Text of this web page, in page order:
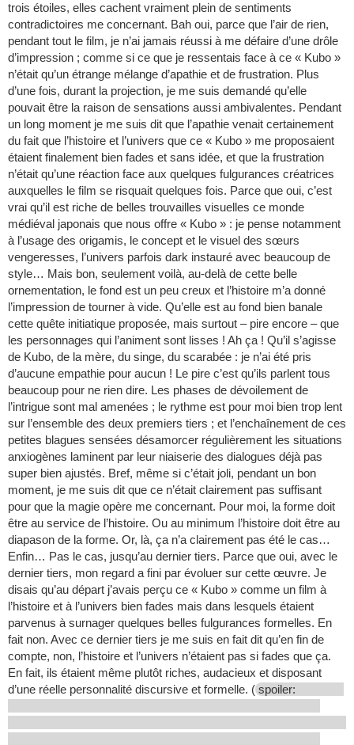
trois étoiles, elles cachent vraiment plein de sentiments
contradictoires me concernant. Bah oui, parce que l’air de rien,
pendant tout le film, je n’ai jamais réussi à me défaire d’une drôle
d’impression ; comme si ce que je ressentais face à ce « Kubo »
n’était qu’un étrange mélange d’apathie et de frustration. Plus
d’une fois, durant la projection, je me suis demandé qu’elle
pouvait être la raison de sensations aussi ambivalentes. Pendant
un long moment je me suis dit que l’apathie venait certainement
du fait que l’histoire et l’univers que ce « Kubo » me proposaient
étaient finalement bien fades et sans idée, et que la frustration
n’était qu’une réaction face aux quelques fulgurances créatrices
auxquelles le film se risquait quelques fois. Parce que oui, c’est
vrai qu’il est riche de belles trouvailles visuelles ce monde
médiéval japonais que nous offre « Kubo » : je pense notamment
à l’usage des origamis, le concept et le visuel des sœurs
vengeresses, l’univers parfois dark instauré avec beaucoup de
style… Mais bon, seulement voilà, au-delà de cette belle
ornementation, le fond est un peu creux et l’histoire m’a donné
l’impression de tourner à vide. Qu’elle est au fond bien banale
cette quête initiatique proposée, mais surtout – pire encore – que
les personnages qui l’animent sont lisses ! Ah ça ! Qu’il s’agisse
de Kubo, de la mère, du singe, du scarabée : je n’ai été pris
d’aucune empathie pour aucun ! Le pire c’est qu’ils parlent tous
beaucoup pour ne rien dire. Les phases de dévoilement de
l’intrigue sont mal amenées ; le rythme est pour moi bien trop lent
sur l’ensemble des deux premiers tiers ; et l’enchaînement de ces
petites blagues sensées désamorcer régulièrement les situations
anxiogènes laminent par leur niaiserie des dialogues déjà pas
super bien ajustés. Bref, même si c’était joli, pendant un bon
moment, je me suis dit que ce n’était clairement pas suffisant
pour que la magie opère me concernant. Pour moi, la forme doit
être au service de l’histoire. Ou au minimum l’histoire doit être au
diapason de la forme. Or, là, ça n’a clairement pas été le cas…
Enfin… Pas le cas, jusqu’au dernier tiers. Parce que oui, avec le
dernier tiers, mon regard a fini par évoluer sur cette œuvre. Je
disais qu’au départ j’avais perçu ce « Kubo » comme un film à
l’histoire et à l’univers bien fades mais dans lesquels étaient
parvenus à surnager quelques belles fulgurances formelles. En
fait non. Avec ce dernier tiers je me suis en fait dit qu’en fin de
compte, non, l’histoire et l’univers n’étaient pas si fades que ça.
En fait, ils étaient même plutôt riches, audacieux et disposant
d’une réelle personnalité discursive et formelle. ( spoiler: